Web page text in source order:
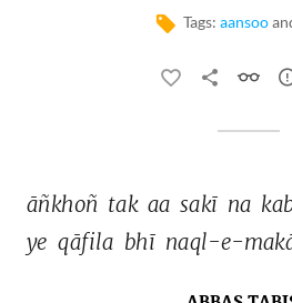
Tags: aansoo
āñkhoñ tak aa sakī na
ye qāfila bhī naql-e-